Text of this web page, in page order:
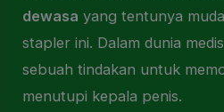
dewasa yang tentunya
stapler ini. Dalam dunia
sebuah tindakan untuk
menutupi kepala penis.